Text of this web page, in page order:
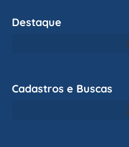
Destaque
Cadastros e Buscas